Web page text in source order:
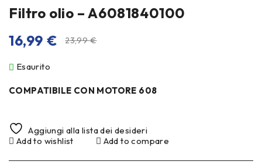
Filtro olio – A6081840100
23,99€
16,99 €
Esaurito
COMPATIBILE CON MOTORE 608
Aggiungi alla lista dei desideri
Add to wishlist
Add to compare